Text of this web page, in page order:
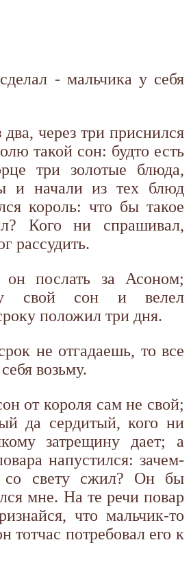
- мальчика у себя
через три приснился
такой сон: будто есть
три золотые блюда,
и начали из тех блюд
король: что бы такое
Кого ни спрашивал,
рассудить.
он послать за Асоном;
свой сон и велел
положил три дня.
не отгадаешь, то все
возьму.
от короля сам не свой;
да сердитый, кого ни
затрещину дает; а
напустился: зачем-
со свету сжил? Он бы
мне. На те речи повар
что мальчик-то
тотчас потребовал его к